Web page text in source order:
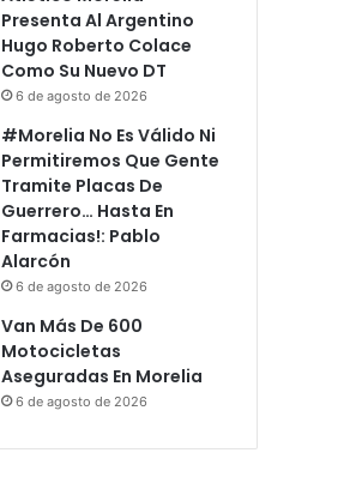
Presenta Al Argentino
Hugo Roberto Colace
Como Su Nuevo DT
6 de agosto de 2026
#Morelia No Es Válido Ni
Permitiremos Que Gente
Tramite Placas De
Guerrero… Hasta En
Farmacias!: Pablo
Alarcón
6 de agosto de 2026
Van Más De 600
Motocicletas
Aseguradas En Morelia
6 de agosto de 2026